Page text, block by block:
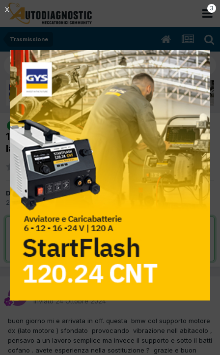
Trasmissione
risolto
[bmw x2 12/2019 1995cc b47c20b
110Kw Diesel] sostituzione supporto motore
lato dx
Da diliberto giuseppe
24 Ottobre 2024
VAI ALLA SOLUZIONE
Risolta da diliberto giuseppe, 25 Ottobre 2024
Inviato24 Ottobre 2024
buon giorno mi e arrivata in off. questa bmw col supporto motore
dx (lato motore ) sfondato provocando vibrazione nell abitacolo ,
pensavo a un lavoro semplice ma invece il supporto e sotto il batti
cofano . avete esperienza nella sostituzione ? grazie e buon
2
X